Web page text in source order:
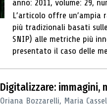
anno: 2011, volume: 29,
L’articolo offre
più tradizionali basati
SNIP) alle metriche più
presentato il caso delle
Digitalizzare: immagini,
Oriana Bozzarelli, Maria